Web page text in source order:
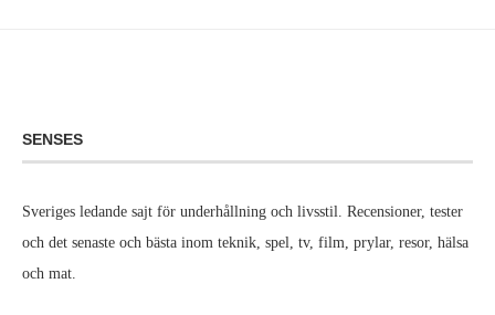
SENSES
Sveriges ledande sajt för underhållning och livsstil. Recensioner, tester
och det senaste och bästa inom teknik, spel, tv, film, prylar, resor, hälsa
och mat.